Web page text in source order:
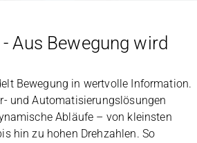
Aus Bewegung wird
Bewegung in wertvolle Information.
und Automatisierungslösungen
Abläufe – von kleinsten
hin zu hohen Drehzahlen. So